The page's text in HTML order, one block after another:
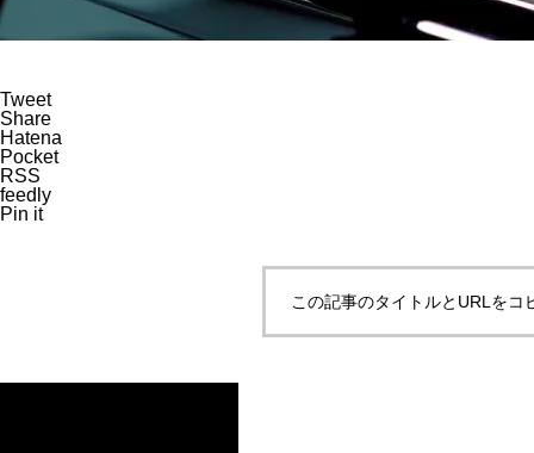
Tweet
Share
Hatena
Pocket
RSS
feedly
Pin it
この記事のタイトルとURLをコ